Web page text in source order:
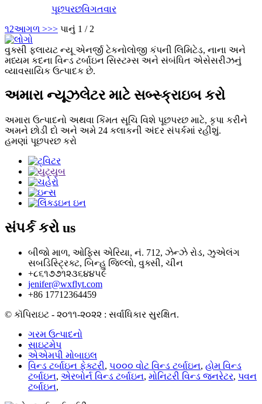
પૂછપરછવિગતવાર
૧2આગળ >>> પાનું 1 / 2
વુક્સી ફ્લાયટ ન્યૂ એનર્જી ટેકનોલોજી કંપની લિમિટેડ, નાના અને
મધ્યમ કદના વિન્ડ ટર્બાઇન સિસ્ટમ્સ અને સંબંધિત એસેસરીઝનું
વ્યાવસાયિક ઉત્પાદક છે.
અમારા ન્યૂઝલેટર માટે સબ્સ્ક્રાઇબ કરો
અમારા ઉત્પાદનો અથવા કિંમત સૂચિ વિશે પૂછપરછ માટે, કૃપા કરીને
અમને છોડી દો અને અમે 24 કલાકની અંદર સંપર્કમાં રહીશું.
હમણાં પૂછપરછ કરો
સંપર્ક કરો us
બીજો માળ, ઓફિસ એરિયા, નં. 712, ઝેન્ઝે રોડ, ઝુએલંગ
સબડિસ્ટ્રિક્ટ, બિન્હુ જિલ્લો, વુક્સી, ચીન
+૮૬૧૭૭૧૨૩૬૪૪૫૯
jenifer@wxflyt.com
+86 17712364459
© કૉપિરાઇટ - ૨૦૧૧-૨૦૨૨ : સર્વાધિકાર સુરક્ષિત.
ગરમ ઉત્પાદનો
સાઇટમેપ
એએમપી મોબાઇલ
વિન્ડ ટર્બાઇન ફેક્ટરી, ૫૦૦૦ વોટ વિન્ડ ટર્બાઇન, હોમ વિન્ડ
ટર્બાઇન, એરબોર્ન વિન્ડ ટર્બાઇન, મોનિટરી વિન્ડ જનરેટર, પવન
ટર્બાઇન,